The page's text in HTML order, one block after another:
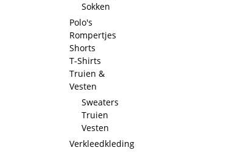
Sokken
Polo's
Rompertjes
Shorts
T-Shirts
Truien &
Vesten
Sweaters
Truien
Vesten
Verkleedkleding